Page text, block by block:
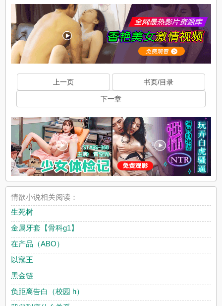
上一页 书页/目录
下一章
情欲小说相关阅读：
生死树
金属牙套【骨科g1】
在产品（ABO）
以寇王
黑金链
负距离告白（校园 h）